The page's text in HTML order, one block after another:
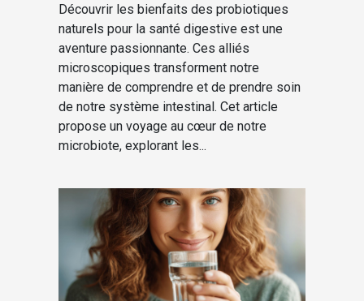
Découvrir les bienfaits des probiotiques
naturels pour la santé digestive est une
aventure passionnante. Ces alliés
microscopiques transforment notre
manière de comprendre et de prendre soin
de notre système intestinal. Cet article
propose un voyage au cœur de notre
microbiote, explorant les...